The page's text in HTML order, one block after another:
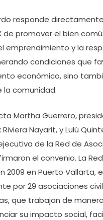
responde
de promover el bien
emprendimiento y la
condiciones que
económico, sino
la comunidad.
Martha Guerrero,
Nayarit, y Lulú
de la Red de
el convenio. La
2009 en Puerto Vallarta,
por 29 asociaciones
que trabajan de
su impacto social,